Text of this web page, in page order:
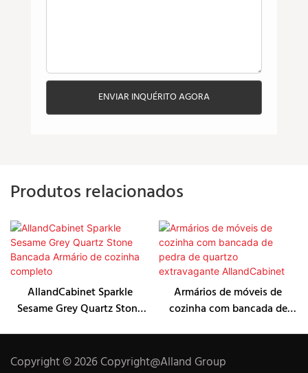
ENVIAR INQUÉRITO AGORA
Produtos relacionados
AllandCabinet Sparkle
Sesame Grey Quartz Stone
Armários de móveis de
cozinha com bancada de
Copyright © 2026 Copyright@Alland Group